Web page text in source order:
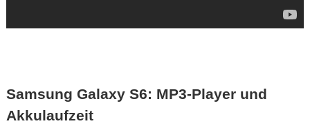
Samsung Galaxy S6: MP3-Player und
Akkulaufzeit